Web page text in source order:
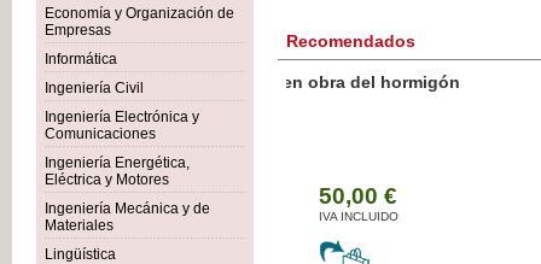
Economía y Organización de
Empresas
Informática
Ingeniería Civil
Ingeniería Electrónica y
Comunicaciones
Ingeniería Energética,
Eléctrica y Motores
Ingeniería Mecánica y de
Materiales
Lingüística
Recomendados
Botánica Agroalimentaria